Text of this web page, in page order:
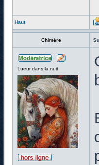
Haut
Chimère
Lueur dans la nuit